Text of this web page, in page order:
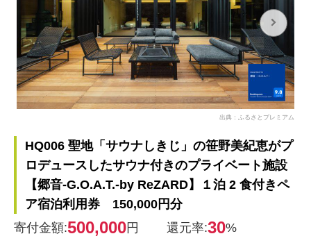
出典：ふるさとプレミアム
HQ006 聖地「サウナしきじ」の笹野美紀恵がプ
ロデュースしたサウナ付きのプライベート施設
【郷音-G.O.A.T.-by ReZARD】１泊 2 食付きペ
ア宿泊利用券 150,000円分
寄付金額:500,000円 還元率:30%